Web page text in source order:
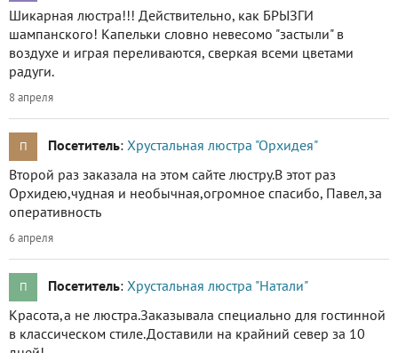
Шикарная люстра!!! Действительно, как БРЫЗГИ
шампанского! Капельки словно невесомо "застыли" в
воздухе и играя переливаются, сверкая всеми цветами
радуги.
8 апреля
П Посетитель: Хрустальная люстра "Орхидея"
Второй раз заказала на этом сайте люстру.В этот раз
Орхидею,чудная и необычная,огромное спасибо, Павел,за
оперативность
6 апреля
П Посетитель: Хрустальная люстра "Натали"
Красота,а не люстра.Заказывала специально для гостинной
в классическом стиле.Доставили на крайний север за 10